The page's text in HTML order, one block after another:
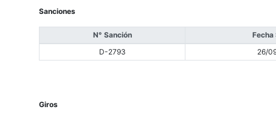
Sanciones
N° Sanción Fecha
D-2793
26/
Giros